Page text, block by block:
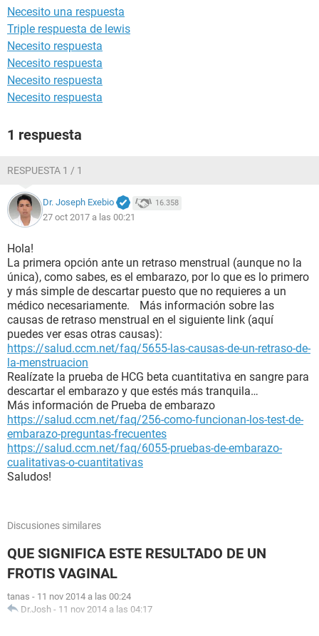
Necesito una respuesta
Triple respuesta de lewis
Necesito respuesta
Necesito respuesta
Necesito respuesta
Necesito respuesta
1 respuesta
RESPUESTA 1 / 1
Dr. Joseph Exebio 16.358
27 oct 2017 a las 00:21
Hola!
La primera opción ante un retraso menstrual (aunque no la
única), como sabes, es el embarazo, por lo que es lo primero
y más simple de descartar puesto que no requieres a un
médico necesariamente. Más información sobre las
causas de retraso menstrual en el siguiente link (aquí
puedes ver esas otras causas):
https://salud.ccm.net/faq/5655-las-causas-de-un-retraso-de-
la-menstruacion
Realízate la prueba de HCG beta cuantitativa en sangre para
descartar el embarazo y que estés más tranquila…
Más información de Prueba de embarazo
https://salud.ccm.net/faq/256-como-funcionan-los-test-de-
embarazo-preguntas-frecuentes
https://salud.ccm.net/faq/6055-pruebas-de-embarazo-
cualitativas-o-cuantitativas
Saludos!
Discusiones similares
QUE SIGNIFICA ESTE RESULTADO DE UN
FROTIS VAGINAL
tanas - 11 nov 2014 a las 00:24
Dr.Josh - 11 nov 2014 a las 04:17